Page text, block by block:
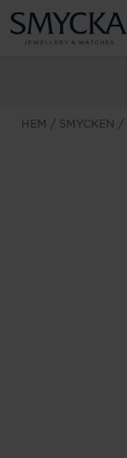
HEM SMYCKEN